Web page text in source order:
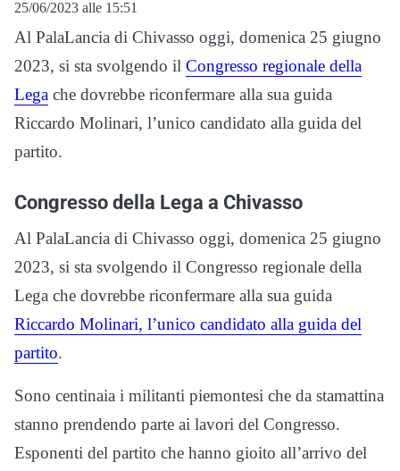
25/06/2023 alle 15:51
Al PalaLancia di Chivasso oggi, domenica 25 giugno
2023, si sta svolgendo il Congresso regionale della
Lega che dovrebbe riconfermare alla sua guida
Riccardo Molinari, l’unico candidato alla guida del
partito.
Congresso della Lega a Chivasso
Al PalaLancia di Chivasso oggi, domenica 25 giugno
2023, si sta svolgendo il Congresso regionale della
Lega che dovrebbe riconfermare alla sua guida
Riccardo Molinari, l’unico candidato alla guida del
partito.
Sono centinaia i militanti piemontesi che da stamattina
stanno prendendo parte ai lavori del Congresso.
Esponenti del partito che hanno gioito all’arrivo del